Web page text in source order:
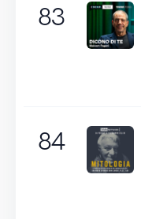
83
84